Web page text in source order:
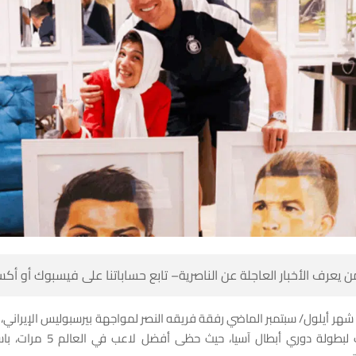
الأخبار العاجلة عن الناصرية– تابع حساباتنا على فيسبوك أو
شهر أيلول/ سبتمبر الماضي رفقة فريقه النصر لمواجهة بيرسبوليس
دور المجموعات لبطولة دوري